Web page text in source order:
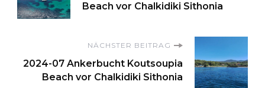
Beach vor Chalkidiki Sithonia
NÄCHSTER BEITRAG
2024-07 Ankerbucht Koutsoupia
Beach vor Chalkidiki Sithonia